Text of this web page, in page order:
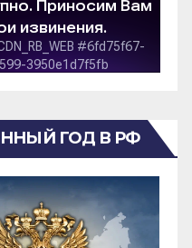
ГОД В РФ